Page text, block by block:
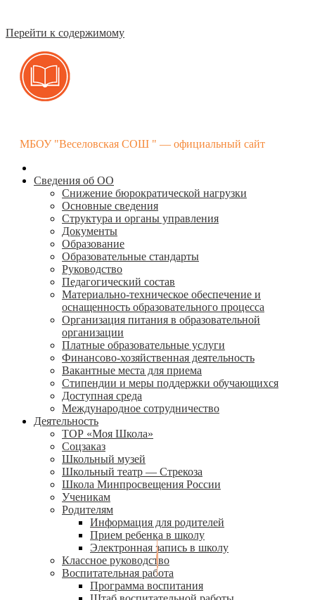
Перейти к содержимому
МБОУ "Веселовская СОШ " — официальный сайт
Сведения об ОО
Снижение бюрократической нагрузки
Основные сведения
Структура и органы управления
Документы
Образование
Образовательные стандарты
Руководство
Педагогический состав
Материально-техническое обеспечение и
оснащенность образовательного процесса
Организация питания в образовательной
организации
Платные образовательные услуги
Финансово-хозяйственная деятельность
Вакантные места для приема
Стипендии и меры поддержки обучающихся
Доступная среда
Международное сотрудничество
Деятельность
ТОР «Моя Школа»
Соцзаказ
Школьный музей
Школьный театр — Стрекоза
Школа Минпросвещения России
Ученикам
Родителям
Информация для родителей
Прием ребенка в школу
Электронная запись в школу
Классное руководство
Воспитательная работа
Программа воспитания